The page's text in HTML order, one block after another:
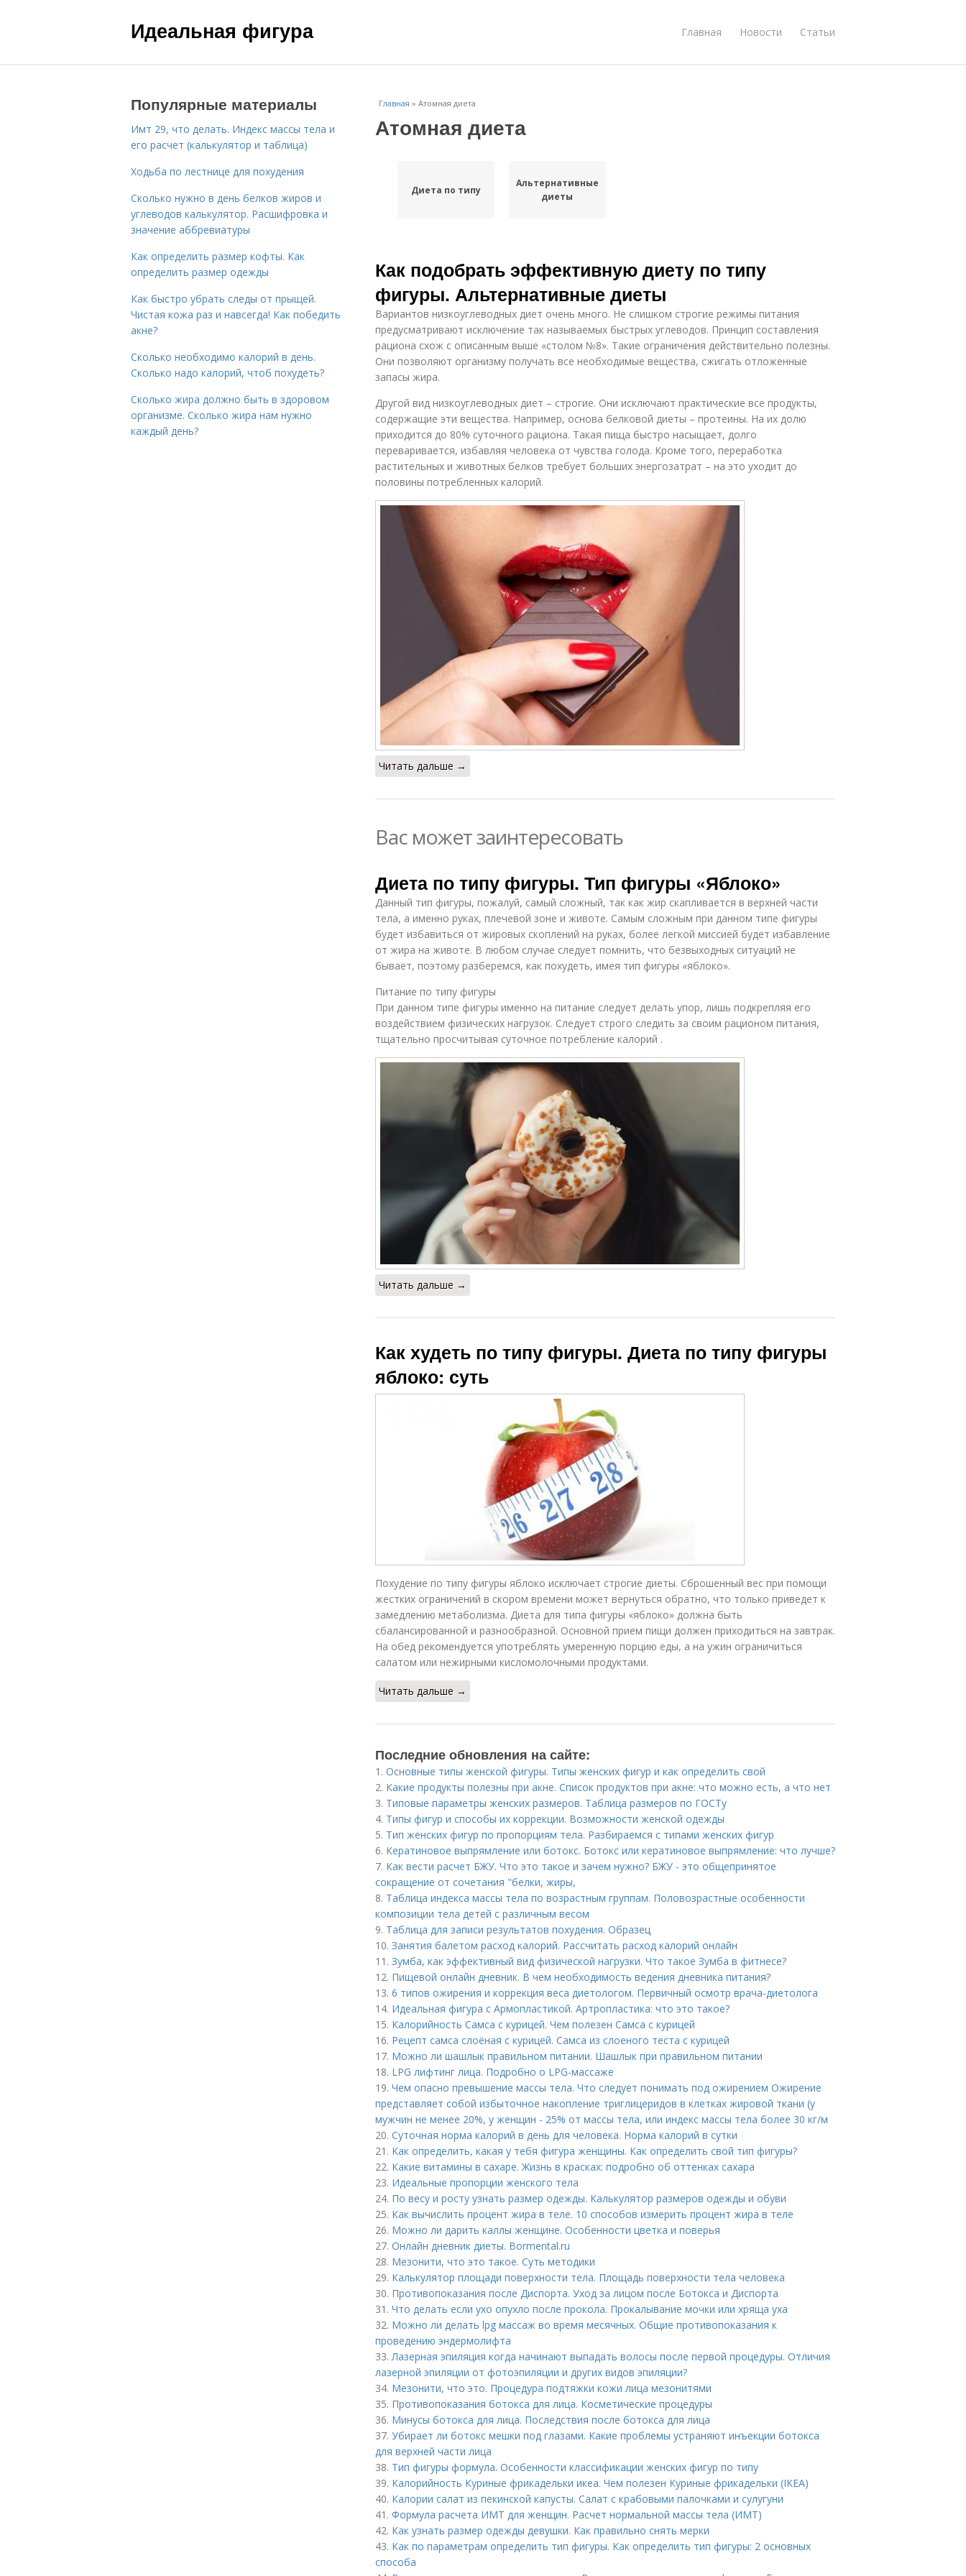
Идеальная фигура Главная Новости Статьи
Главная » Атомная диета
Атомная диета
Диета по типу
Альтернативные
диеты
Как подобрать эффективную диету по типу
фигуры. Альтернативные диеты
Вариантов низкоуглеводных диет очень много. Не слишком строгие режимы питания
предусматривают исключение так называемых быстрых углеводов. Принцип составления
рациона схож с описанным выше «столом №8». Такие ограничения действительно полезны.
Они позволяют организму получать все необходимые вещества, сжигать отложенные
запасы жира.
Другой вид низкоуглеводных диет – строгие. Они исключают практические все продукты,
содержащие эти вещества. Например, основа белковой диеты – протеины. На их долю
приходится до 80% суточного рациона. Такая пища быстро насыщает, долго
переваривается, избавляя человека от чувства голода. Кроме того, переработка
растительных и животных белков требует больших энергозатрат – на это уходит до
половины потребленных калорий.
Читать дальше →
Вас может заинтересовать
Диета по типу фигуры. Тип фигуры «Яблоко»
Данный тип фигуры, пожалуй, самый сложный, так как жир скапливается в верхней части
тела, а именно руках, плечевой зоне и животе. Самым сложным при данном типе фигуры
будет избавиться от жировых скоплений на руках, более легкой миссией будет избавление
от жира на животе. В любом случае следует помнить, что безвыходных ситуаций не
бывает, поэтому разберемся, как похудеть, имея тип фигуры «яблоко».
Питание по типу фигуры
При данном типе фигуры именно на питание следует делать упор, лишь подкрепляя его
воздействием физических нагрузок. Следует строго следить за своим рационом питания,
тщательно просчитывая суточное потребление калорий .
Читать дальше →
Как худеть по типу фигуры. Диета по типу фигуры
яблоко: суть
Похудение по типу фигуры яблоко исключает строгие диеты. Сброшенный вес при помощи
жестких ограничений в скором времени может вернуться обратно, что только приведет к
замедлению метаболизма. Диета для типа фигуры «яблоко» должна быть
сбалансированной и разнообразной. Основной прием пищи должен приходиться на завтрак.
На обед рекомендуется употреблять умеренную порцию еды, а на ужин ограничиться
салатом или нежирными кисломолочными продуктами.
Читать дальше →
Последние обновления на сайте:
1. Основные типы женской фигуры. Типы женских фигур и как определить свой
2. Какие продукты полезны при акне. Список продуктов при акне: что можно есть, а что нет
3. Типовые параметры женских размеров. Таблица размеров по ГОСТу
4. Типы фигур и способы их коррекции. Возможности женской одежды
5. Тип женских фигур по пропорциям тела. Разбираемся с типами женских фигур
6. Кератиновое выпрямление или ботокс. Ботокс или кератиновое выпрямление: что лучше?
7. Как вести расчет БЖУ. Что это такое и зачем нужно? БЖУ - это общепринятое
сокращение от сочетания "белки, жиры,
8. Таблица индекса массы тела по возрастным группам. Половозрастные особенности
композиции тела детей с различным весом
9. Таблица для записи результатов похудения. Образец
10. Занятия балетом расход калорий. Рассчитать расход калорий онлайн
11. Зумба, как эффективный вид физической нагрузки. Что такое Зумба в фитнесе?
12. Пищевой онлайн дневник. В чем необходимость ведения дневника питания?
13. 6 типов ожирения и коррекция веса диетологом. Первичный осмотр врача-диетолога
14. Идеальная фигура с Армопластикой. Артропластика: что это такое?
15. Калорийность Самса с курицей. Чем полезен Самса с курицей
16. Рецепт самса слоёная с курицей. Самса из слоеного теста с курицей
17. Можно ли шашлык правильном питании. Шашлык при правильном питании
18. LPG лифтинг лица. Подробно о LPG-массаже
19. Чем опасно превышение массы тела. Что следует понимать под ожирением Ожирение
представляет собой избыточное накопление триглицеридов в клетках жировой ткани (у
мужчин не менее 20%, у женщин - 25% от массы тела, или индекс массы тела более 30 кг/м
20. Суточная норма калорий в день для человека. Норма калорий в сутки
21. Как определить, какая у тебя фигура женщины. Как определить свой тип фигуры?
22. Какие витамины в сахаре. Жизнь в красках: подробно об оттенках сахара
23. Идеальные пропорции женского тела
24. По весу и росту узнать размер одежды. Калькулятор размеров одежды и обуви
25. Как вычислить процент жира в теле. 10 способов измерить процент жира в теле
26. Можно ли дарить каллы женщине. Особенности цветка и поверья
27. Онлайн дневник диеты. Bormental.ru
28. Мезонити, что это такое. Суть методики
29. Калькулятор площади поверхности тела. Площадь поверхности тела человека
30. Противопоказания после Диспорта. Уход за лицом после Ботокса и Диспорта
31. Что делать если ухо опухло после прокола. Прокалывание мочки или хряща уха
32. Можно ли делать lpg массаж во время месячных. Общие противопоказания к
проведению эндермолифта
33.Лазерная эпиляция когда начинают выпадать волосы после первой процедуры. Отличия
лазерной эпиляции от фотоэпиляции и других видов эпиляции?
34. Мезонити, что это. Процедура подтяжки кожи лица мезонитями
35. Противопоказания ботокса для лица. Косметические процедуры
36. Минусы ботокса для лица. Последствия после ботокса для лица
37. Убирает ли ботокс мешки под глазами. Какие проблемы устраняют инъекции ботокса
для верхней части лица
38. Тип фигуры формула. Особенности классификации женских фигур по типу
39. Калорийность Куриные фрикадельки икеа. Чем полезен Куриные фрикадельки (IKEA)
40. Калории салат из пекинской капусты. Салат с крабовыми палочками и сулугуни
41. Формула расчета ИМТ для женщин. Расчет нормальной массы тела (ИМТ)
42. Как узнать размер одежды девушки. Как правильно снять мерки
43. Как по параметрам определить тип фигуры. Как определить тип фигуры: 2 основных
способа
Популярные материалы
Имт 29, что делать. Индекс массы тела и
его расчет (калькулятор и таблица)
Ходьба по лестнице для похудения
Сколько нужно в день белков жиров и
углеводов калькулятор. Расшифровка и
значение аббревиатуры
Как определить размер кофты. Как
определить размер одежды
Как быстро убрать следы от прыщей.
Чистая кожа раз и навсегда! Как победить
акне?
Сколько необходимо калорий в день.
Сколько надо калорий, чтоб похудеть?
Сколько жира должно быть в здоровом
организме. Сколько жира нам нужно
каждый день?